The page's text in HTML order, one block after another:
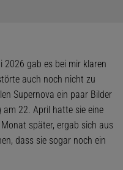
gab es bei mir klaren
auch noch nicht zu
Supernova ein paar Bilder
22. April hatte sie eine
später, ergab sich aus
dass sie sogar noch ein